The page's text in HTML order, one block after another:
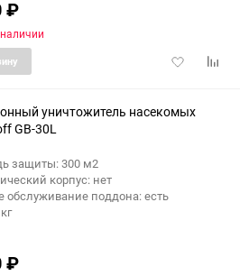
₽
Добавить
уничтожитель насекомых
GB-30L
защиты: 300 м2
корпус: нет
обслуживание поддона: есть
₽